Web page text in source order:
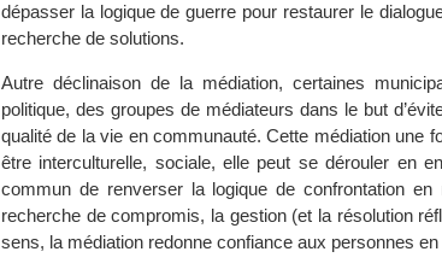
dépasser la logique de guerre pour restaurer le
recherche de solutions.
Autre déclinaison de la médiation, certaines
politique, des groupes de médiateurs dans le but
qualité de la vie en communauté. Cette médiation une
être interculturelle, sociale, elle peut se dérouler en
commun de renverser la logique de confrontation
recherche de compromis, la gestion (et la résolution
sens, la médiation redonne confiance aux personnes